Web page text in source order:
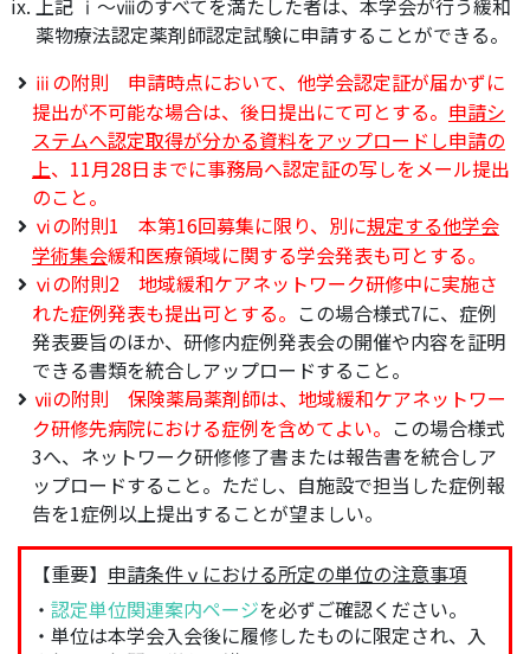
上記 ⅰ～ⅷのすべてを満たした者は、本学会が行う緩和
薬物療法認定薬剤師認定試験に申請することができる。
ⅲの附則 申請時点において、他学会認定証が届かずに
提出が不可能な場合は、後日提出にて可とする。 申請シ
ステムへ認定取得が分かる資料をアップロードし申請の
上、11月28日までに事務局へ認定証の写しをメール提出
のこと。
ⅵの附則1 本第16回募集に限り、別に規定する他学会
学術集会緩和医療領域に関する学会発表も可とする。
ⅵの附則2 地域緩和ケアネットワーク研修中に実施さ
れた症例発表も提出可とする。 この場合様式7に、症例
発表要旨のほか、研修内症例発表会の開催や内容を証明
できる書類を統合しアップロードすること。
ⅶの附則 保険薬局薬剤師は、地域緩和ケアネットワー
ク研修先病院における症例を含めてよい。 この場合様式
3へ、ネットワーク研修修了書または報告書を統合しア
ップロードすること。ただし、自施設で担当した症例報
告を1症例以上提出することが望ましい。
【重要】 申請条件ⅴにおける所定の単位の注意事項
・ 認定単位関連案内ページを必ずご確認ください。
・単位は本学会入会後に履修したものに限定され、入